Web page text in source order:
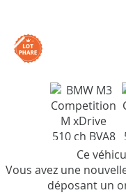
Ce
Vous avez une
déposant un